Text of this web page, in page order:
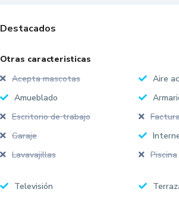
Destacados
Otras caracteristicas
Acepta mascotas
Aire
Amueblado
Escritorio de trabajo
Garaje
Lavavajillas
Piscina
Televisión